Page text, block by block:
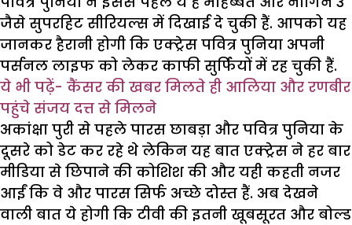
जैसे सुपरहिट सीरियल्स में दिखाई दे चुकी हैं. आपको यह
जानकर हैरानी होगी कि एक्ट्रेस पवित्र पुनिया अपनी
पर्सनल लाइफ को लेकर काफी सुर्फियों में रह चुकी हैं.
ये भी पढ़ें- कैंसर की खबर मिलते ही आलिया और रणबीर
पहुंचे संजय दत्त से मिलने
अकांक्षा पुरी से पहले पारस छाबड़ा और पवित्र पुनिया के
दूसरे को डेट कर रहे थे लेकिन यह बात एक्ट्रेस ने हर बार
मीडिया से छिपाने की कोशिश की और यही कहती नजर
आईं कि वे और पारस सिर्फ अच्छे दोस्त हैं. अब देखने
वाली बात ये होगी कि टीवी की इतनी खूबसूरत और बोल्ड